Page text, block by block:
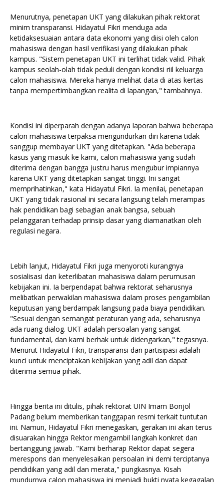
Menurutnya, penetapan UKT yang dilakukan pihak rektorat
minim transparansi. Hidayatul Fikri menduga ada
ketidaksesuaian antara data ekonomi yang diisi oleh calon
mahasiswa dengan hasil verifikasi yang dilakukan pihak
kampus. "Sistem penetapan UKT ini terlihat tidak valid. Pihak
kampus seolah-olah tidak peduli dengan kondisi riil keluarga
calon mahasiswa. Mereka hanya melihat data di atas kertas
tanpa mempertimbangkan realita di lapangan," tambahnya.
Kondisi ini diperparah dengan adanya laporan bahwa beberapa
calon mahasiswa terpaksa mengundurkan diri karena tidak
sanggup membayar UKT yang ditetapkan. "Ada beberapa
kasus yang masuk ke kami, calon mahasiswa yang sudah
diterima dengan bangga justru harus mengubur impiannya
karena UKT yang ditetapkan sangat tinggi. Ini sangat
memprihatinkan," kata Hidayatul Fikri. Ia menilai, penetapan
UKT yang tidak rasional ini secara langsung telah merampas
hak pendidikan bagi sebagian anak bangsa, sebuah
pelanggaran terhadap prinsip dasar yang diamanatkan oleh
regulasi negara.
Lebih lanjut, Hidayatul Fikri juga menyoroti kurangnya
sosialisasi dan keterlibatan mahasiswa dalam perumusan
kebijakan ini. Ia berpendapat bahwa rektorat seharusnya
melibatkan perwakilan mahasiswa dalam proses pengambilan
keputusan yang berdampak langsung pada biaya pendidikan.
"Sesuai dengan semangat peraturan yang ada, seharusnya
ada ruang dialog. UKT adalah persoalan yang sangat
fundamental, dan kami berhak untuk didengarkan," tegasnya.
Menurut Hidayatul Fikri, transparansi dan partisipasi adalah
kunci untuk menciptakan kebijakan yang adil dan dapat
diterima semua pihak.
Hingga berita ini ditulis, pihak rektorat UIN Imam Bonjol
Padang belum memberikan tanggapan resmi terkait tuntutan
ini. Namun, Hidayatul Fikri menegaskan, gerakan ini akan terus
disuarakan hingga Rektor mengambil langkah konkret dan
bertanggung jawab. "Kami berharap Rektor dapat segera
merespons dan menyelesaikan persoalan ini demi terciptanya
pendidikan yang adil dan merata," pungkasnya. Kisah
mundurnya calon mahasiswa ini menjadi bukti nyata kegagalan